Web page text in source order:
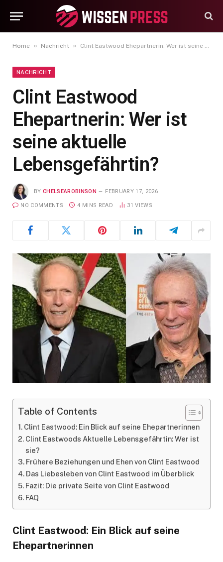
Home » Nachricht » Clint Eastwood Ehepartnerin: Wer ist seine aktuelle Lebensgefährtin?
NACHRICHT
Clint Eastwood
Ehepartnerin: Wer ist
seine aktuelle
Lebensgefährtin?
BY CHELSEAROBINSON FEBRUARY 17, 2026
NO COMMENTS 4 MINS READ 31VIEWS
Table of Contents
Clint Eastwood: Ein Blick auf seine Ehepartnerinnen
Clint Eastwoods Aktuelle Lebensgefährtin: Wer ist
sie?
Frühere Beziehungen und Ehen von Clint Eastwood
Das Liebesleben von Clint Eastwood im Überblick
Fazit: Die private Seite von Clint Eastwood
FAQ
Clint Eastwood: Ein Blick auf seine
Ehepartnerinnen